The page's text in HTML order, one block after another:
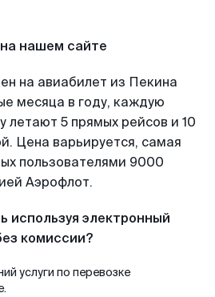
нашем сайте
на авиабилет из Пекина
месяца в году, каждую
летают 5 прямых рейсов и 10
Цена варьируется, самая
пользователями 9000
Аэрофлот.
используя электронный
комиссии?
услуги по перевозке